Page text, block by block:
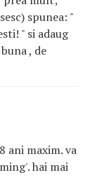
spunea: "
" si adaug
, de
ani maxim. va
hai mai